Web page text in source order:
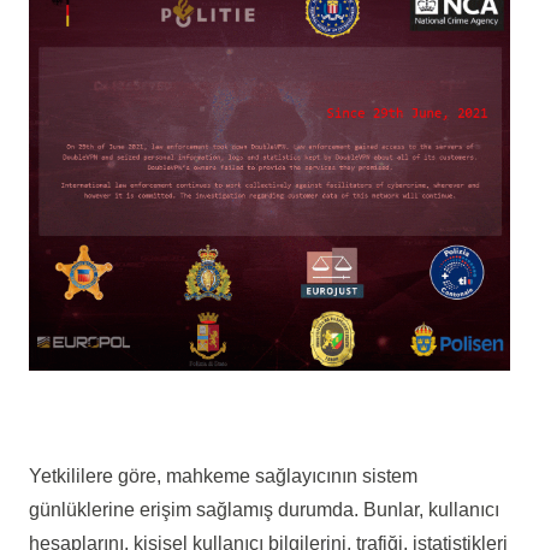
Yetkililere göre, mahkeme sağlayıcının sistem
günlüklerine erişim sağlamış durumda. Bunlar, kullanıcı
hesaplarını, kişisel kullanıcı bilgilerini, trafiği, istatistikleri